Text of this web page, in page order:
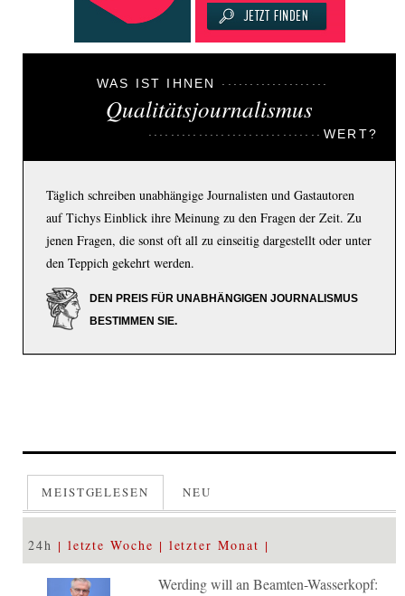
WAS IST IHNEN
Qualitätsjournalismus
WERT?
Täglich schreiben unabhängige Journalisten und Gastautoren
auf Tichys Einblick ihre Meinung zu den Fragen der Zeit. Zu
jenen Fragen, die sonst oft all zu einseitig dargestellt oder unter
den Teppich gekehrt werden.
DEN PREIS FÜR UNABHÄNGIGEN JOURNALISMUS
BESTIMMEN SIE.
MEISTGELESEN NEU
24h letzte Woche letzter Monat
Werding will an Beamten-Wasserkopf: